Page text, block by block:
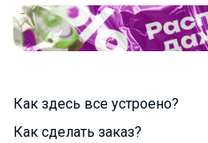
Как здесь все устроено?
Как сделать заказ?